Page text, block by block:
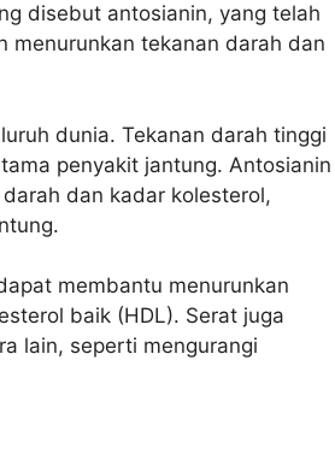
disebut antosianin, yang telah
menurunkan tekanan darah dan
dunia. Tekanan darah tinggi
penyakit jantung. Antosianin
dan kadar kolesterol,
membantu menurunkan
baik (HDL). Serat juga
lain, seperti mengurangi